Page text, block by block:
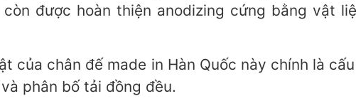
được hoàn thiện anodizing cứng bằng vật
của chân đế made in Hàn Quốc này chính là
phân bố tải đồng đều.